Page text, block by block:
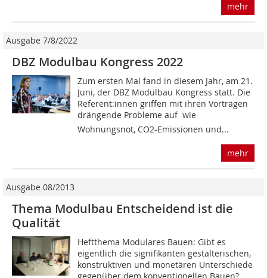
mehr
Ausgabe 7/8/2022
DBZ Modulbau Kongress 2022
Zum ersten Mal fand in diesem Jahr, am 21.
Juni, der DBZ Modulbau Kongress statt. Die
Re­ferent:innen griffen mit ihren Vorträgen
drängende Probleme auf  wie
Wohnungsnot, CO2-Emissionen und...
mehr
Ausgabe 08/2013
Thema Modulbau Entscheidend ist die
Qualität
Heftthema Modulares Bauen: Gibt es
eigentlich die signifikanten gestalterischen,
konstruktiven und monetären Unterschiede